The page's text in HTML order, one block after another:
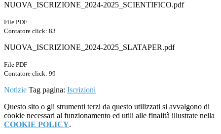
NUOVA_ISCRIZIONE_2024-2025_SCIENTIFICO.pdf
File PDF
Contatore click: 83
NUOVA_ISCRIZIONE_2024-2025_SLATAPER.pdf
File PDF
Contatore click: 99
Notizie Tag pagina: Iscrizioni
Questo sito o gli strumenti terzi da questo utilizzati si avvalgono di
cookie necessari al funzionamento ed utili alle finalità illustrate nella
COOKIE POLICY.